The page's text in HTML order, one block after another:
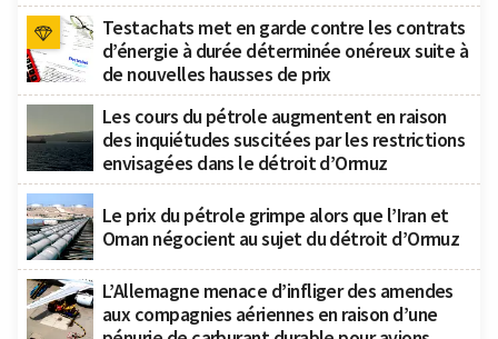
Testachats met en garde contre les contrats
d’énergie à durée déterminée onéreux suite à
de nouvelles hausses de prix
Les cours du pétrole augmentent en raison
des inquiétudes suscitées par les restrictions
envisagées dans le détroit d’Ormuz
Le prix du pétrole grimpe alors que l’Iran et
Oman négocient au sujet du détroit d’Ormuz
L’Allemagne menace d’infliger des amendes
aux compagnies aériennes en raison d’une